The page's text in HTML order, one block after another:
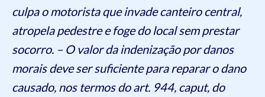
culpa o motorista que invade canteiro central,
atropela pedestre e foge do local sem prestar
socorro. – O valor da indenização por danos
morais deve ser suficiente para reparar o dano
causado, nos termos do art. 944, caput, do